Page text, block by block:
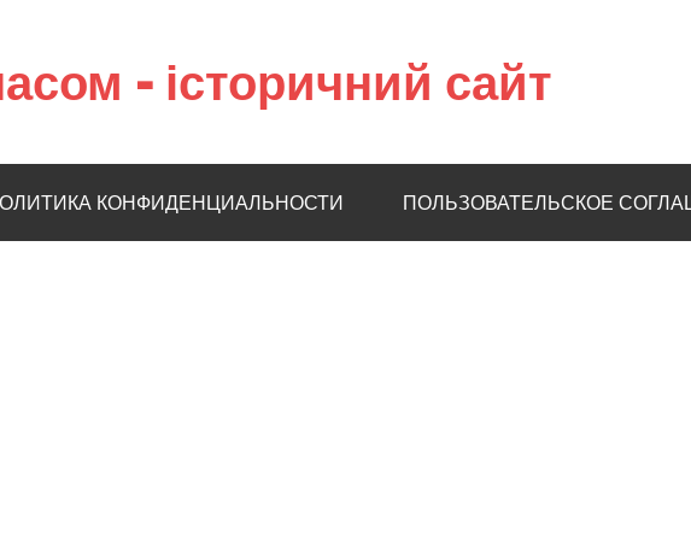
– історичний сайт
КОНФИДЕНЦИАЛЬНОСТИ ПОЛЬЗОВАТЕЛЬСКОЕ